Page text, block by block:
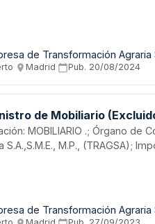
de Transformación Agraria
· Madrid· Pub. 20/08/2024
de Mobiliario
.; Órgano de Contratación: Empresa de Transformación
S.A.,S.M.E., M.P., (TRAGSA);
de Transformación Agraria